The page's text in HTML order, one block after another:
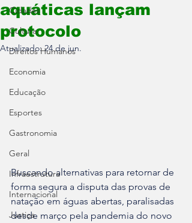
Cidades
Cultura
Direitos Humanos
Economia
Educação
Esportes
Gastronomia
Geral
Infraestrutura
Internacional
Justiça
aquáticas lançam
protocolo
Atualizado:24 de jun.
Buscando alternativas para retornar de
forma segura a disputa das provas de
natação em águas abertas, paralisadas
desde março pela pandemia do novo